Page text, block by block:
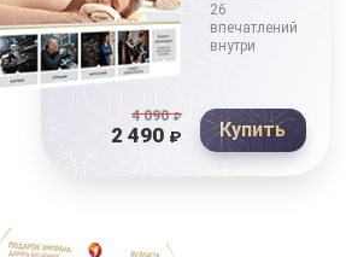
26
впечатлений
внутри
4 090₽
2 490 ₽ Купить